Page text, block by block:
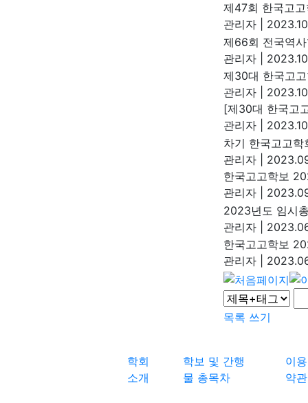
제47회 한국고
관리자
제66회 전국역
관리자
제30대 한국고
관리자
[제30대 한국고
관리자
차기 한국고고
관리자
한국고고학보
관리자
2023년도 임시
관리자
한국고고학보
관리자
목록 쓰기
학회
소개
학보 및 간행
물 총목차
이용
약관